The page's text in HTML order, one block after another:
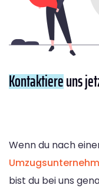
Kontaktiereuns
Wenn du nach
bist du bei uns